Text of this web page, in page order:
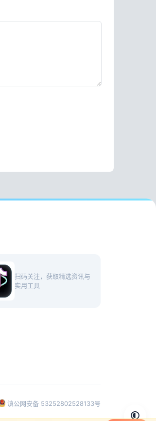
扫码关注，获取精选资讯与
实用工具
滇公网安备 53252802528133号